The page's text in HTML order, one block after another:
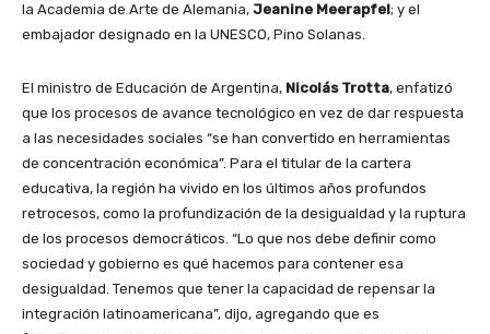
la Academia de Arte de Alemania, Jeanine Meerapfel; y el
embajador designado en la UNESCO, Pino Solanas.
El ministro de Educación de Argentina, Nicolás Trotta, enfatizó
que los procesos de avance tecnológico en vez de dar respuesta
a las necesidades sociales “se han convertido en herramientas
de concentración económica”. Para el titular de la cartera
educativa, la región ha vivido en los últimos años profundos
retrocesos, como la profundización de la desigualdad y la ruptura
de los procesos democráticos. “Lo que nos debe definir como
sociedad y gobierno es qué hacemos para contener esa
desigualdad. Tenemos que tener la capacidad de repensar la
integración latinoamericana”, dijo, agregando que es